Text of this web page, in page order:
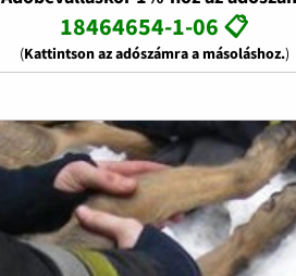
18464654-1-06 📋
(Kattintson az adószámra a másoláshoz.)